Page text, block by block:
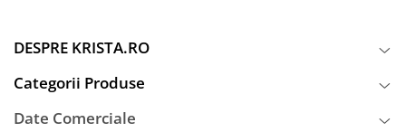
DESPRE KRISTA.RO
Categorii Produse
Date Comerciale